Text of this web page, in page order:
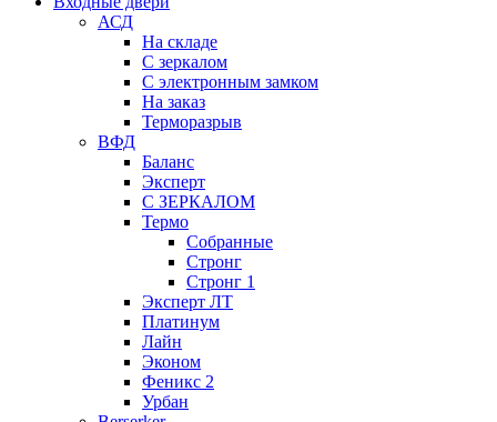
АСД
На складе
С зеркалом
С электронным замком
На заказ
Терморазрыв
ВФД
Баланс
Эксперт
С ЗЕРКАЛОМ
Термо
Собранные
Стронг
Стронг 1
Эксперт ЛТ
Платинум
Лайн
Эконом
Феникс 2
Урбан